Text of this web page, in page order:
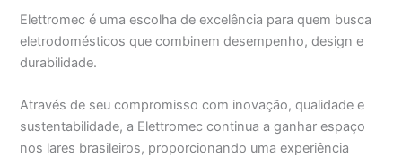
Elettromec é uma escolha de excelência para quem busca
eletrodomésticos que combinem desempenho, design e
durabilidade.
Através de seu compromisso com inovação, qualidade e
sustentabilidade, a Elettromec continua a ganhar espaço
nos lares brasileiros, proporcionando uma experiência